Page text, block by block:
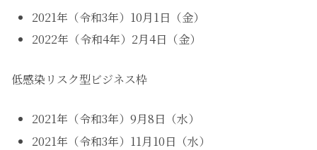
2021年（令和3年）10月1日（金）
2022年（令和4年）2月4日（金）
低感染リスク型ビジネス枠
2021年（令和3年）9月8日（水）
2021年（令和3年）11月10日（水）